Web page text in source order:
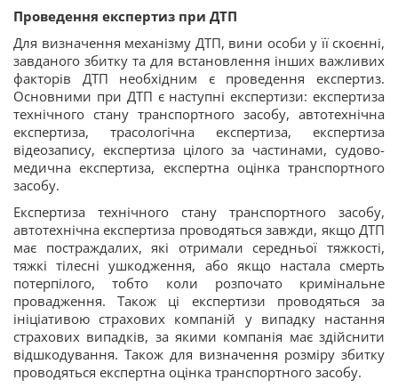
Проведення експертиз при ДТП
Для визначення механізму ДТП, вини особи у її скоєнні,
завданого збитку та для встановлення інших важливих
факторів ДТП необхідним є проведення експертиз.
Основними при ДТП є наступні експертизи: експертиза
технічного стану транспортного засобу, автотехнічна
експертиза, трасологічна експертиза, експертиза
відеозапису, експертиза цілого за частинами, судово-
медична експертиза, експертна оцінка транспортного
засобу.
Експертиза технічного стану транспортного засобу,
автотехнічна експертиза проводяться завжди, якщо ДТП
має постраждалих, які отримали середньої тяжкості,
тяжкі тілесні ушкодження, або якщо настала смерть
потерпілого, тобто коли розпочато кримінальне
провадження. Також ці експертизи проводяться за
ініціативою страхових компаній у випадку настання
страхових випадків, за якими компанія має здійснити
відшкодування. Також для визначення розміру збитку
проводяться експертна оцінка транспортного засобу.